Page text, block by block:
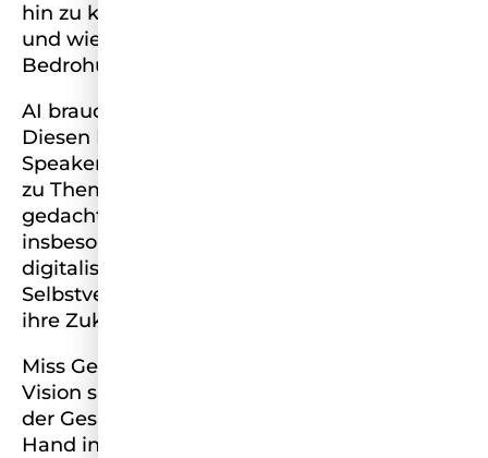
hin zu kreativem, strategischem Denken –
und wie AI ein Partner sein kann, statt eine
Bedrohung.
AI braucht Herz – und Zukunft braucht Mut:
Diesen Leitsatz lebe ich jeden Tag: Als
Speakerin inspiriere ich Menschen mit Talks
zu Themen wie „Mensch & AI – Karriere neu
gedacht“. Als Mentorin fördere ich
insbesondere Frauen, ihre Rolle in einer
digitalisierten Arbeitswelt neu zu definieren,
Selbstvertrauen zu entwickeln und mutig
ihre Zukunft mitzugestalten.
Miss Germany ist für mich die Chance, diese
Vision sichtbar zu machen: Eine Zukunft, in
der Gesundheit, Technologie und Vielfalt
Hand in Hand gehen – und in der AI nicht